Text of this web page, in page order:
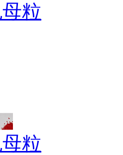
粒
粒